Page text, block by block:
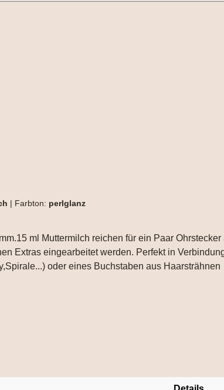
| Farbton: perlglanz
ml Muttermilch reichen für ein Paar
Extras eingearbeitet werden. Perfekt in
oder eines Buchstaben aus